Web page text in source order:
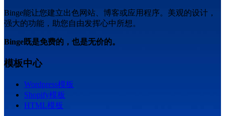
Binge能让您建立出色网站、博客或应用程序。美观的设计，
强大的功能，助您自由发挥心中所想。
Binge既是免费的，也是无价的。
模板中心
Wordpress模板
Shopify模板
HTML模板